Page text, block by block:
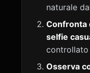
naturale
Confronta
selfie
Osserva